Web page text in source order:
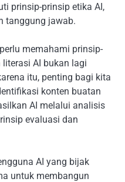
prinsip-prinsip etika AI,
tanggung jawab.
memahami prinsip-
AI bukan lagi
itu, penting bagi kita
konten buatan
AI melalui analisis
evaluasi dan
AI yang bijak
untuk membangun